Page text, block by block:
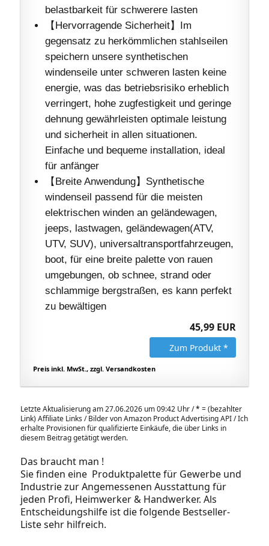
belastbarkeit für schwerere lasten
【Hervorragende Sicherheit】Im
gegensatz zu herkömmlichen stahlseilen
speichern unsere synthetischen
windenseile unter schweren lasten keine
energie, was das betriebsrisiko erheblich
verringert, hohe zugfestigkeit und geringe
dehnung gewährleisten optimale leistung
und sicherheit in allen situationen.
Einfache und bequeme installation, ideal
für anfänger
【Breite Anwendung】Synthetische
windenseil passend für die meisten
elektrischen winden an geländewagen,
jeeps, lastwagen, geländewagen(ATV,
UTV, SUV), universaltransportfahrzeugen,
boot, für eine breite palette von rauen
umgebungen, ob schnee, strand oder
schlammige bergstraßen, es kann perfekt
zu bewältigen
45,99 EUR
Zum Produkt *
Preis inkl. MwSt., zzgl. Versandkosten
Letzte Aktualisierung am 27.06.2026 um 09:42 Uhr /* = (bezahlter
Link) Affiliate Links / Bilder von Amazon Product Advertising API / Ich
erhalte Provisionen für qualifizierte Einkäufe, die über Links in
diesem Beitrag getätigt werden.
Das braucht man !
Sie finden eine Produktpalette für Gewerbe und
Industrie zur Angemessenen Ausstattung für
jeden Profi, Heimwerker & Handwerker. Als
Entscheidungshilfe ist die folgende Bestseller-
Liste sehr hilfreich.